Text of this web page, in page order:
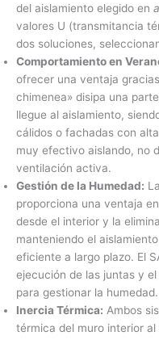
del aislamiento elegido en
valores U (transmitancia
dos soluciones,
Comportamiento en
ofrecer una ventaja
chimenea» disipa una
llegue al aislamiento,
cálidos o fachadas con
muy efectivo aislando, no
ventilación activa.
Gestión de la Humedad:
proporciona una ventaja
desde el interior y la
manteniendo el
eficiente a largo plazo. El
ejecución de las juntas y
para gestionar la humedad.
Inercia Térmica: Ambos
térmica del muro interior